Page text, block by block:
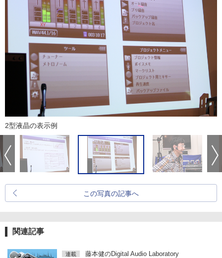
2型液晶の表示例
この写真の記事へ
関連記事
連載 藤本健のDigital Audio Laboratory